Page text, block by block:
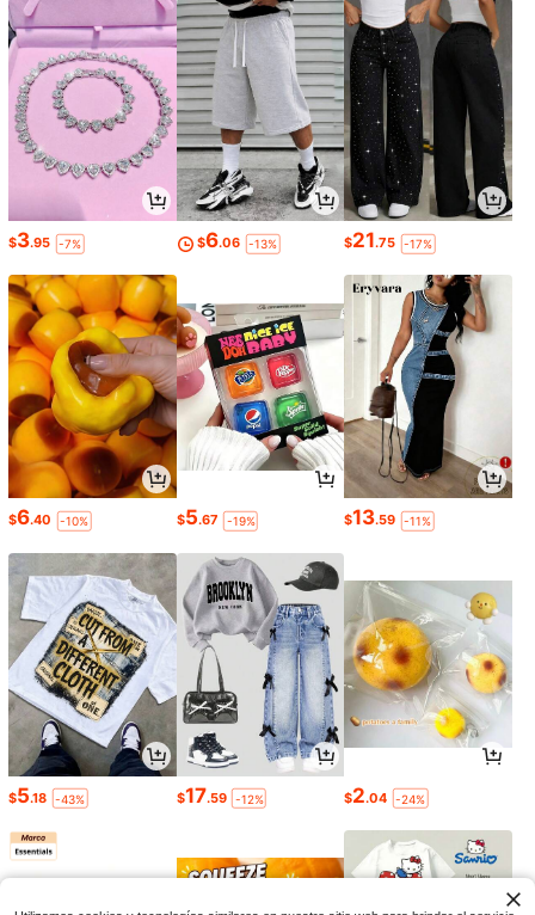
$3.95 -7% $6.06 -13% $21.75 -17%
$6.40 -10% $5.67 -19% $13.59 -11%
$5.18 -43% $17.59 -12% $2.04 -24%